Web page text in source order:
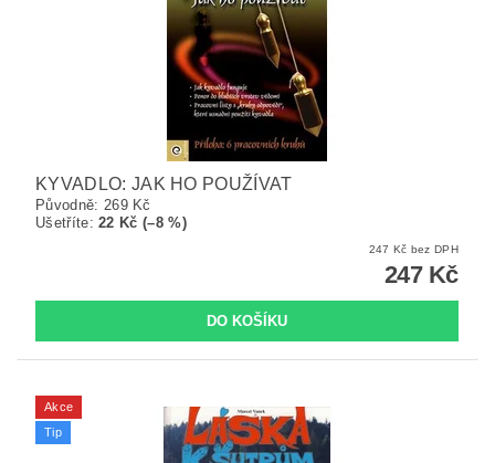
KYVADLO: JAK HO POUŽÍVAT
Původně: 269 Kč
Ušetříte:22 Kč (–8 %)
247 Kč bez DPH
247 Kč
Akce
Tip